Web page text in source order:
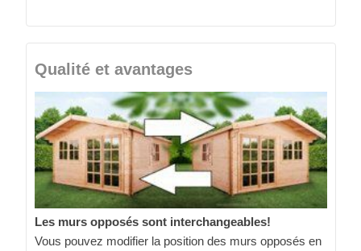
Qualité et avantages
Les murs opposés sont interchangeables!
Vous pouvez modifier la position des murs opposés en